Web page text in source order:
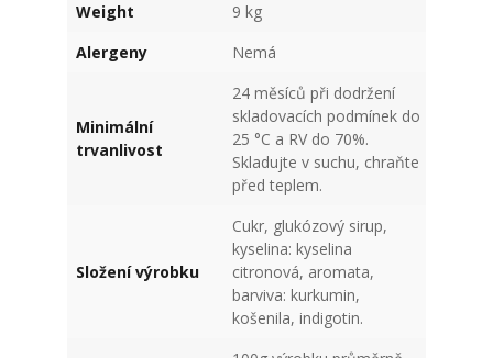
Weight
9 kg
Alergeny
Nemá
Minimální
trvanlivost
24 měsíců při dodržení
skladovacích podmínek do
25 °C a RV do 70%.
Skladujte v suchu, chraňte
před teplem.
Složení výrobku
Cukr, glukózový sirup,
kyselina: kyselina
citronová, aromata,
barviva: kurkumin,
košenila, indigotin.